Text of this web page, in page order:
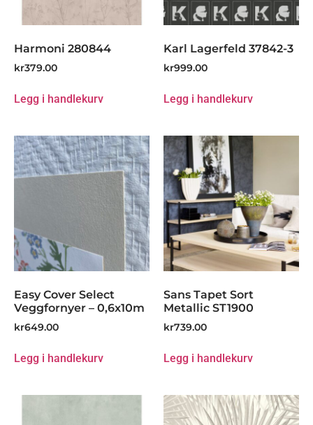
Harmoni 280844
kr379.00
Legg i handlekurv
Karl Lagerfeld 37842-3
kr999.00
Legg i handlekurv
Easy Cover Select
Veggfornyer – 0,6x10m
kr649.00
Legg i handlekurv
Sans Tapet Sort
Metallic ST1900
kr739.00
Legg i handlekurv